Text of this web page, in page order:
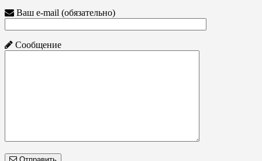
Ваш e-mail (обязательно)
Сообщение